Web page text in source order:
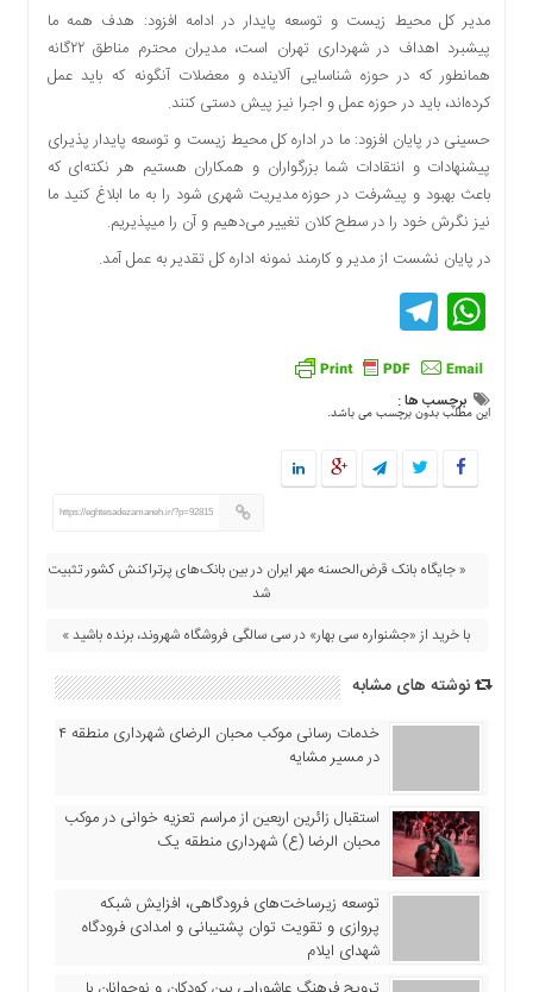
بین
چند
رسانه
یادداشت
مدیر کل محیط زیست و توسعه پایدار در ادامه افزود: هدف همه ما
پیشبرد اهداف در شهرداری تهران است، مدیران محترم مناطق ۲۲گانه
همانطور که در حوزه شناسایی آلاینده و معضلات آنگونه که باید عمل
کرده‌اند، باید در حوزه عمل و اجرا نیز پیش دستی کنند.
حسینی در پایان افزود: ما در اداره کل محیط زیست و توسعه پایدار پذیرای
پیشنهادات و انتقادات شما بزرگواران و همکاران هستیم هر نکته‌ای که
باعث بهبود و پیشرفت در حوزه مدیریت شهری شود را به ما ابلاغ کنید ما
نیز نگرش خود را در سطح کلان تغییر می‌دهیم و آن را میپذیریم.
در پایان نشست از مدیر و کارمند نمونه اداره کل تقدیر به عمل آمد.
WhatsApp
Telegram
برچسب ها :
این مطلب بدون برچسب می باشد.
https://eghtesadezamaneh.ir/?p=92815
« جایگاه بانک قرض‌الحسنه مهر ایران در بین بانک‌های پرتراکنش کشور تثبیت
شد
با خرید از «جشنواره سی بهار» در سی سالگی فروشگاه شهروند، برنده باشید »
نوشته های مشابه
خدمات رسانی موکب محبان الرضای شهرداری منطقه ۴
در مسیر مشایه
استقبال زائرین اربعین از مراسم تعزیه خوانی در موکب
محبان الرضا (ع) شهرداری منطقه یک
توسعه زیرساخت‌های فرودگاهی، افزایش شبکه
پروازی و تقویت توان پشتیبانی و امدادی فرودگاه
شهدای ایلام